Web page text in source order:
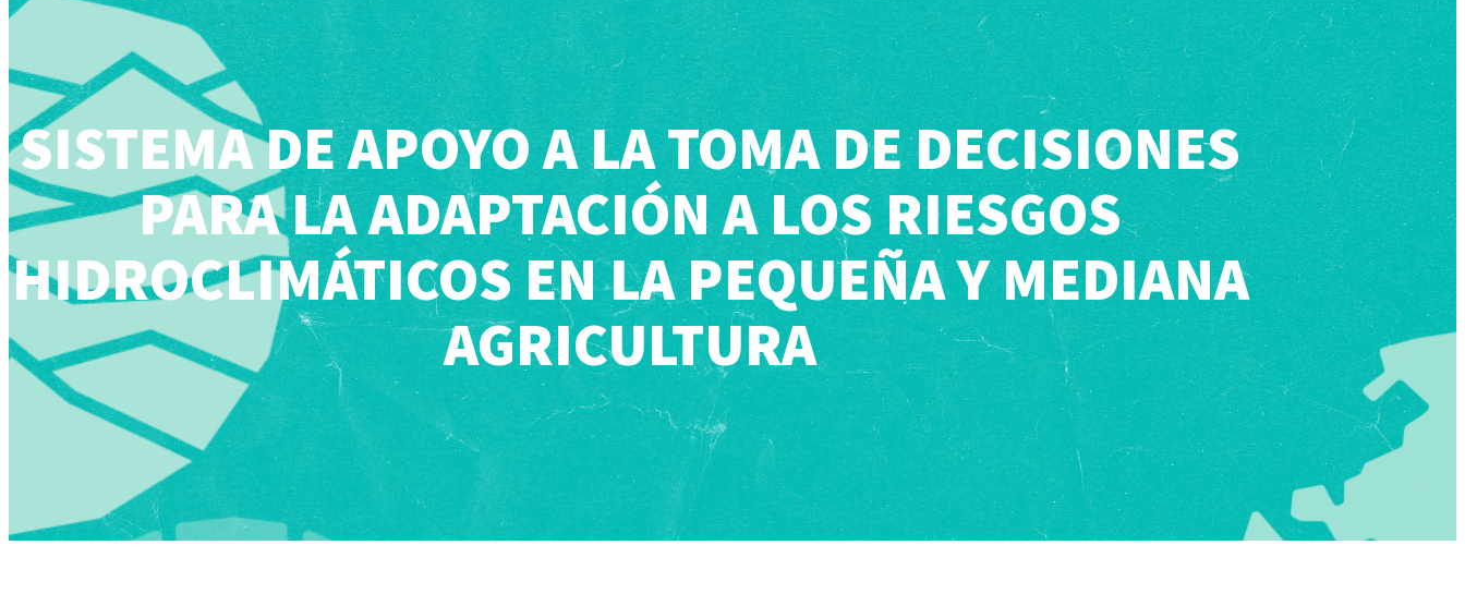
SISTEMA DE APOYO A LA TOMA DE DECISIONES
PARA LA ADAPTACIÓN A LOS RIESGOS
HIDROCLIMÁTICOS EN LA PEQUEÑA Y MEDIANA
AGRICULTURA